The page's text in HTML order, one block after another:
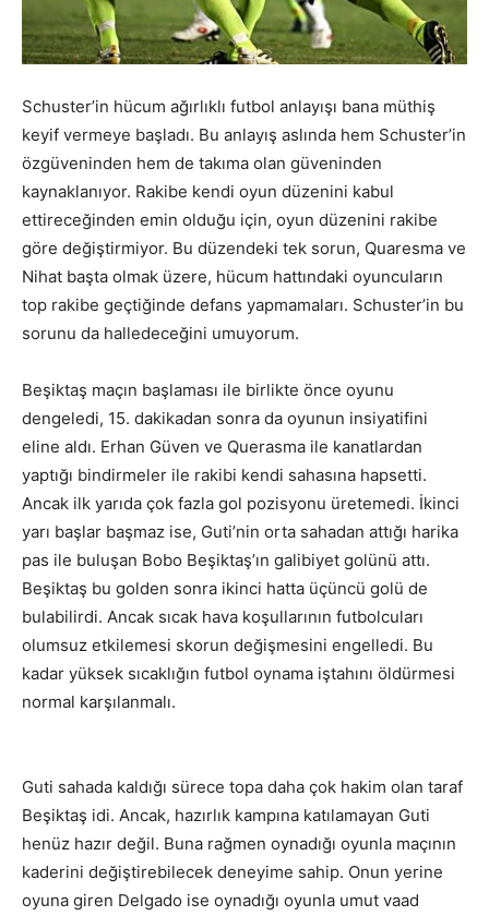
Schuster’in hücum ağırlıklı futbol anlayışı bana müthiş
keyif vermeye başladı. Bu anlayış aslında hem Schuster’in
özgüveninden hem de takıma olan güveninden
kaynaklanıyor. Rakibe kendi oyun düzenini kabul
ettireceğinden emin olduğu için, oyun düzenini rakibe
göre değiştirmiyor. Bu düzendeki tek sorun, Quaresma ve
Nihat başta olmak üzere, hücum hattındaki oyuncuların
top rakibe geçtiğinde defans yapmamaları. Schuster’in bu
sorunu da halledeceğini umuyorum.
Beşiktaş maçın başlaması ile birlikte önce oyunu
dengeledi, 15. dakikadan sonra da oyunun insiyatifini
eline aldı. Erhan Güven ve Querasma ile kanatlardan
yaptığı bindirmeler ile rakibi kendi sahasına hapsetti.
Ancak ilk yarıda çok fazla gol pozisyonu üretemedi. İkinci
yarı başlar başmaz ise, Guti’nin orta sahadan attığı harika
pas ile buluşan Bobo Beşiktaş’ın galibiyet golünü attı.
Beşiktaş bu golden sonra ikinci hatta üçüncü golü de
bulabilirdi. Ancak sıcak hava koşullarının futbolcuları
olumsuz etkilemesi skorun değişmesini engelledi. Bu
kadar yüksek sıcaklığın futbol oynama iştahını öldürmesi
normal karşılanmalı.
Guti sahada kaldığı sürece topa daha çok hakim olan taraf
Beşiktaş idi. Ancak, hazırlık kampına katılamayan Guti
henüz hazır değil. Buna rağmen oynadığı oyunla maçının
kaderini değiştirebilecek deneyime sahip. Onun yerine
oyuna giren Delgado ise oynadığı oyunla umut vaad